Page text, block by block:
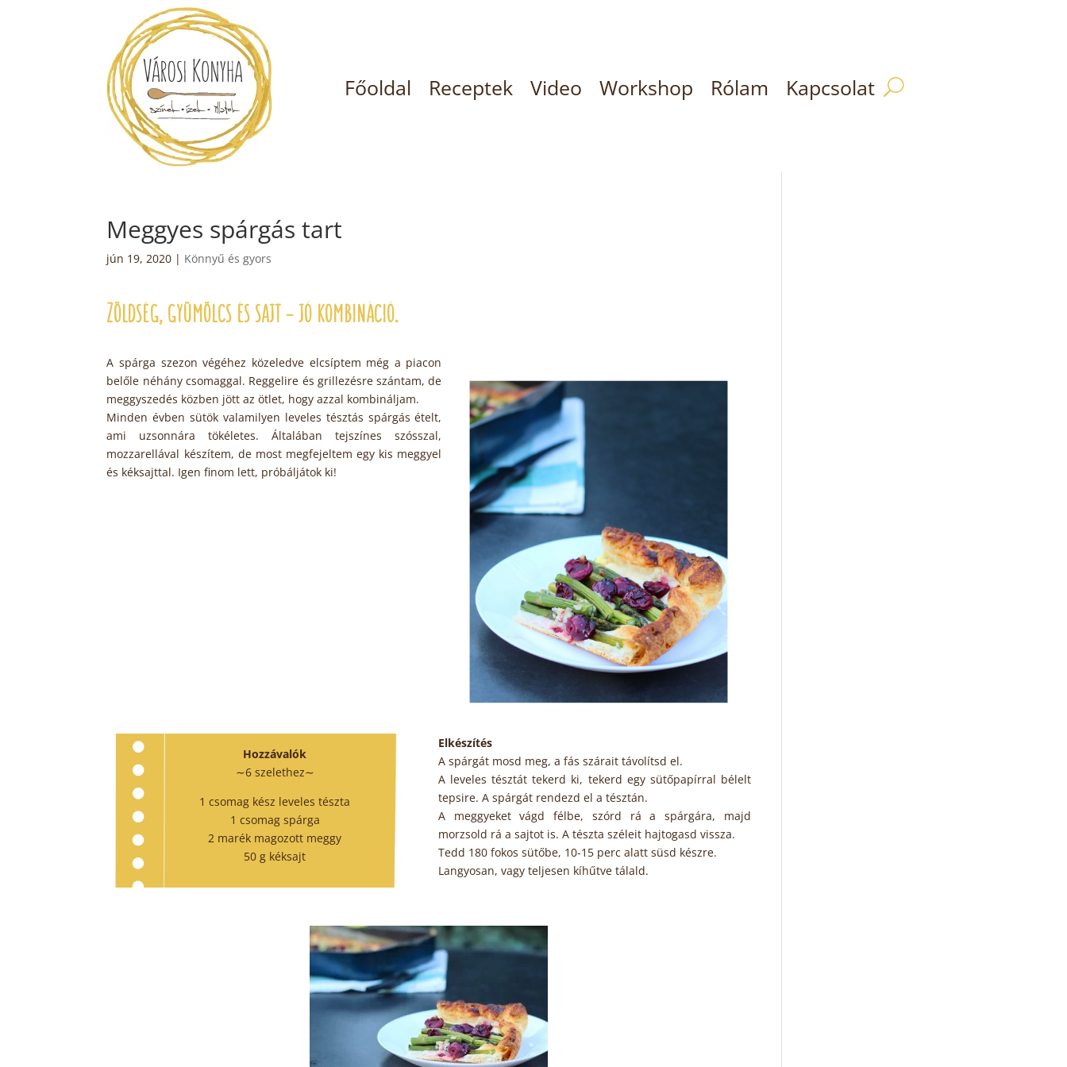
Főoldal Receptek Video Workshop Rólam Kapcsolat
Meggyes spárgás tart
jún 19, 2020 | Könnyű és gyors
Zöldség, gyümölcs és sajt – jó kombináció.
A spárga szezon végéhez közeledve elcsíptem még a piacon
belőle néhány csomaggal. Reggelire és grillezésre szántam, de
meggyszedés közben jött az ötlet, hogy azzal kombináljam.
Minden évben sütök valamilyen leveles tésztás spárgás ételt,
ami uzsonnára tökéletes. Általában tejszínes szósszal,
mozzarellával készítem, de most megfejeltem egy kis meggyel
és kéksajttal. Igen finom lett, próbáljátok ki!
Hozzávalók
∼6 szelethez∼
1 csomag kész leveles tészta
1 csomag spárga
2 marék magozott meggy
50 g kéksajt
Elkészítés
A spárgát mosd meg, a fás szárait távolítsd el.
A leveles tésztát tekerd ki, tekerd egy sütőpapírral bélelt
tepsire. A spárgát rendezd el a tésztán.
A meggyeket vágd félbe, szórd rá a spárgára, majd
morzsold rá a sajtot is. A tészta széleit hajtogasd vissza.
Tedd 180 fokos sütőbe, 10-15 perc alatt süsd készre.
Langyosan, vagy teljesen kíhűtve tálald.